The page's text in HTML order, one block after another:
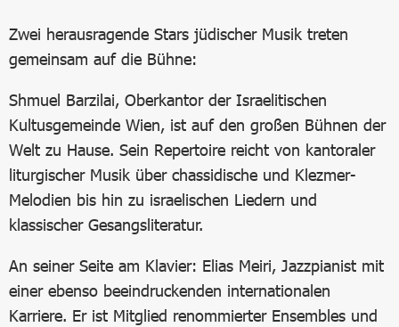
Zwei herausragende Stars jüdischer Musik treten
gemeinsam auf die Bühne:
Shmuel Barzilai, Oberkantor der Israelitischen
Kultusgemeinde Wien, ist auf den großen Bühnen der
Welt zu Hause. Sein Repertoire reicht von kantoraler
liturgischer Musik über chassidische und Klezmer-
Melodien bis hin zu israelischen Liedern und
klassischer Gesangsliteratur.
An seiner Seite am Klavier: Elias Meiri, Jazzpianist mit
einer ebenso beeindruckenden internationalen
Karriere. Er ist Mitglied renommierter Ensembles und